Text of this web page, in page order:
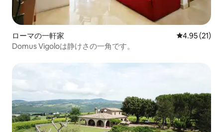
ローマの一軒家 レビュー21
4.95 (21)
Domus Vigoloは静けさの一角です。